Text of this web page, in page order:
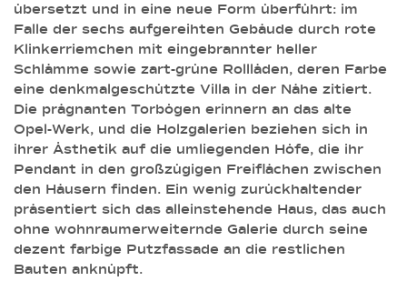
übersetzt und in eine neue Form überführt: im
Falle der sechs aufgereihten Gebäude durch rote
Klinkerriemchen mit eingebrannter heller
Schlämme sowie zart-grüne Rollläden, deren Farbe
eine denkmalgeschützte Villa in der Nähe zitiert.
Die prägnanten Torbögen erinnern an das alte
Opel-Werk, und die Holzgalerien beziehen sich in
ihrer Ästhetik auf die umliegenden Höfe, die ihr
Pendant in den großzügigen Freiflächen zwischen
den Häusern finden. Ein wenig zurückhaltender
präsentiert sich das alleinstehende Haus, das auch
ohne wohnraumerweiternde Galerie durch seine
dezent farbige Putzfassade an die restlichen
Bauten anknüpft.